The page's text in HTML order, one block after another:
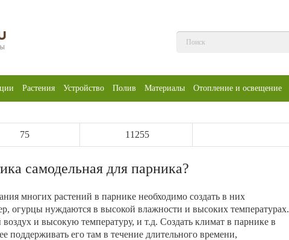
Растения Устройство Полив Материалы Отопление и освещение
75 11255
самодельная для парника?
многих растений в парнике необходимо создать в них
огурцы нуждаются в высокой влажности и высоких температурах.
и высокую температуру, и т.д. Создать климат в парнике в
поддерживать его там в течение длительного времени,